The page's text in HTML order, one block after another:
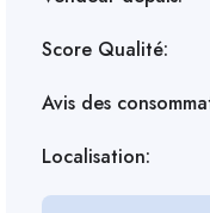
Score Qualité:
Avis des
Localisation: